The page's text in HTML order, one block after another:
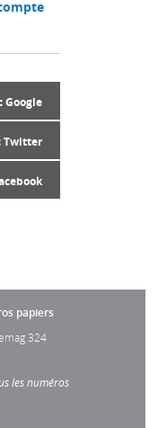
Google
Twitter
papiers
324
les numéros